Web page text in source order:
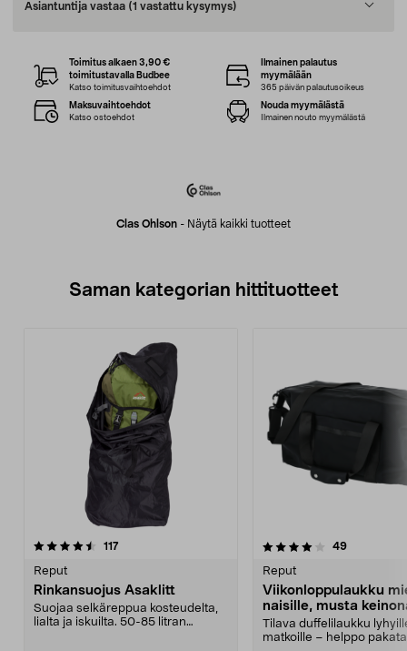
Asiantuntija vastaa (1 vastattu kysymys)
Clas Ohlson - Näytä kaikki tuotteet
Toimitus alkaen 3,90 €
toimitustavalla Budbee
Katso toimitusvaihtoehdot
Ilmainen palautus
myymälään
365 päivän palautusoikeus
Maksuvaihtoehdot
Katso ostoehdot
Nouda myymälästä
Ilmainen nouto myymälästä
Saman kategorian hittituotteet
117arvostelut
Reput
Rinkansuojus Asaklitt
Suojaa selkäreppua kosteudelta,
lialta ja iskuilta. 50-85 litran
4.0 viidestä
49arvostelut
Reput
Viikonloppulaukku
naisille, musta
40 l
Tilava duffelilaukku
matkoille – helppo
4.5 viidestä